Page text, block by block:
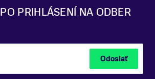
PO PRIHLÁSENÍ NA ODBER
Odoslať